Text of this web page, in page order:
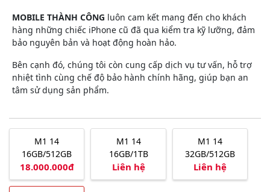
MOBILE THÀNH CÔNG luôn cam kết mang đến cho khách
hàng những chiếc iPhone cũ đã qua kiểm tra kỹ lưỡng, đảm
bảo nguyên bản và hoạt động hoàn hảo.
Bên cạnh đó, chúng tôi còn cung cấp dịch vụ tư vấn, hỗ trợ
nhiệt tình cùng chế độ bảo hành chính hãng, giúp bạn an
tâm sử dụng sản phẩm.
M1 14
16GB/512GB
18.000.000đ
M1 14
16GB/1TB
Liên hệ
M1 14
32GB/512GB
Liên hệ